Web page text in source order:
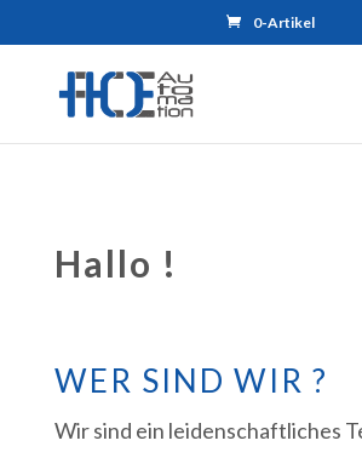
0-Artikel
Hallo !
WER SIND WIR ?
Wir sind ein leidenschaftliches